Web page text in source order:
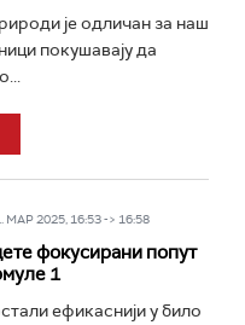
је одличан за наш
покушавају да
2025, 16:53 -> 16:58
фокусирани попут
1
ефикаснији у било